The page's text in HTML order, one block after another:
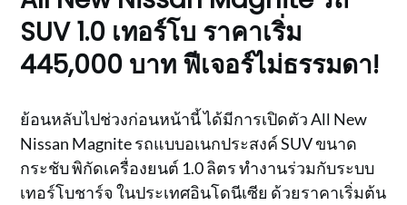
SUV 1.0 เทอร์โบ ราคาเริ่ม
445,000 บาท ฟีเจอร์ไม่ธรรมดา!
ย้อนหลับไปช่วงก่อนหน้านี้ ได้มีการเปิดตัว All New
Nissan Magnite รถแบบอเนกประสงค์ SUV ขนาด
กระชับ พิกัดเครื่องยนต์ 1.0 ลิตร ทำงานร่วมกับระบบ
เทอร์โบชาร์จ ในประเทศอินโดนีเซีย ด้วยราคาเริ่มต้น